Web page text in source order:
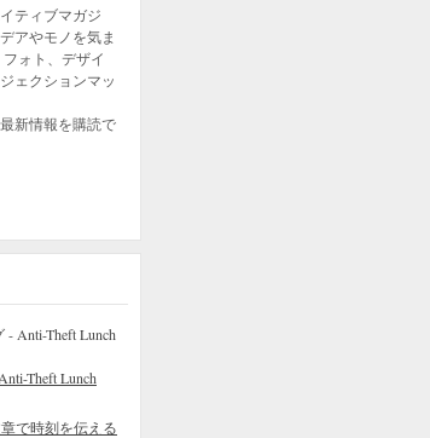
ティブマガジ
アやモノを気ま
ォト、デザイ
ェクションマッ
新情報を購読で
Theft Lunch
で時刻を伝える